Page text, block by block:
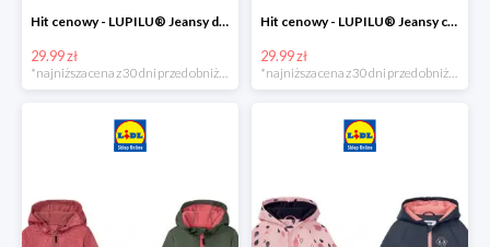
Hit cenowy - LUPILU® Jeansy dziewczęce slim fit
29.99 zł
Hit cenowy - LUPILU® Jeansy chłopięce slim fit
29.99 zł